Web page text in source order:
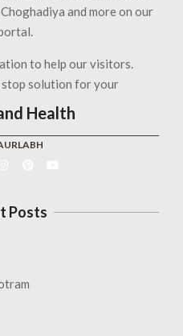
and more on our
to help our visitors.
stop solution for your
Health
Posts